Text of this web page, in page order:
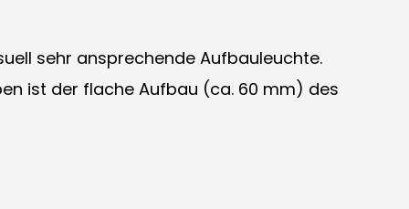
sehr ansprechende Aufbauleuchte.
ist der flache Aufbau (ca. 60 mm) des